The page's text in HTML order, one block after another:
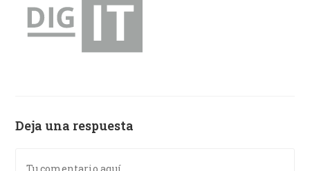
Deja una respuesta